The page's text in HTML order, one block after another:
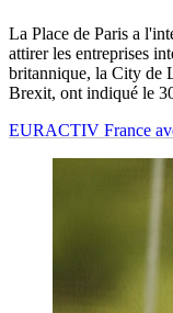
La Place de Paris a
attirer les entreprises
britannique, la City de
Brexit, ont indiqué le
EURACTIV France